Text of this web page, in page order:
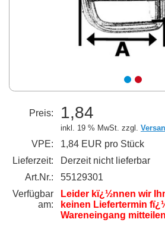
Preis: 1,84
inkl. 19 % MwSt. zzgl.
VPE:
1,84 EUR pro Stück
Lieferzeit:
Derzeit nicht lieferbar
Art.Nr.:
55129301
Verfügbar
am:
Leider kï¿½nnen wir
keinen Liefertermin
Wareneingang